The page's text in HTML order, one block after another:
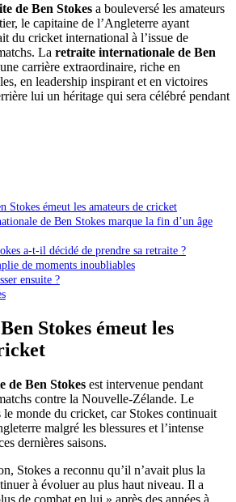
de Ben Stokes a bouleversé les amateurs
le capitaine de l’Angleterre ayant
du cricket international à l’issue de
La retraite internationale de Ben
carrière extraordinaire, riche en
en leadership inspirant et en victoires
lui un héritage qui sera célébré pendant
Stokes émeut les amateurs de cricket
de Ben Stokes marque la fin d’un âge
a-t-il décidé de prendre sa retraite ?
de moments inoubliables
ensuite ?
Stokes émeut les
de Ben Stokes est intervenue pendant
contre la Nouvelle-Zélande. Le
monde du cricket, car Stokes continuait
malgré les blessures et l’intense
dernières saisons.
Stokes a reconnu qu’il n’avait plus la
à évoluer au plus haut niveau. Il a
de combat en lui » après des années à